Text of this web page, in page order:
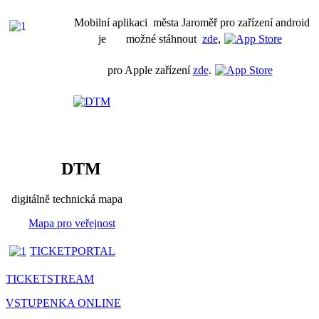
Mobilní aplikaci města Jaroměř pro zařízení android
je možné stáhnout zde,
pro Apple zařízenízde.
DTM
digitálně technická mapa
Mapa pro veřejnost
TICKETPORTAL
TICKETSTREAM
VSTUPENKA ONLINE